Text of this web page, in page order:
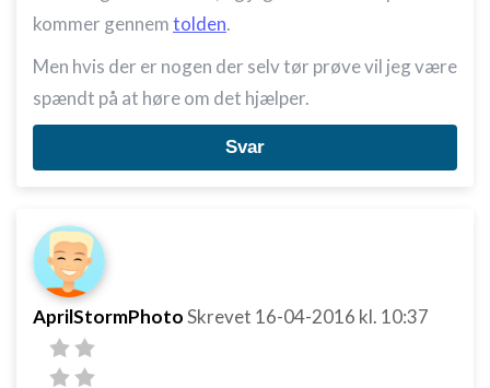
kommer gennemtolden.
Men hvis der er nogen der selv tør prøve vil jeg være
spændt på at høre om det hjælper.
Svar
AprilStormPhotoSkrevet 16-04-2016 kl. 10:37
indhold
Bruge præcise geografiske
placeringsoplysninger
Identificere enheder baseret på aktivt
Nødvendig
Ydeevne
Funktionel
Annoncering / marketing